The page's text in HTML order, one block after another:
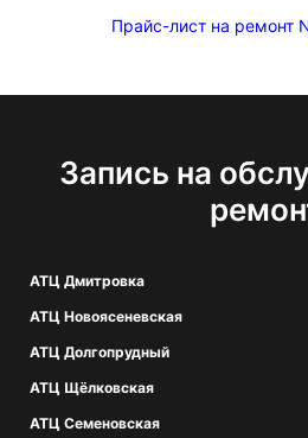
Прайс-лист на ремонт
Запись на
АТЦ Дмитровка
АТЦ Новоясеневская
АТЦ Долгопрудный
АТЦ Щёлковская
АТЦ Семеновская